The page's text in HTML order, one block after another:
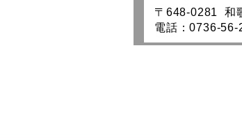
〒648-0281 和
電話：0736-56-